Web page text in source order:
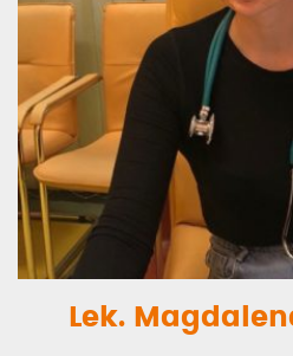
Lek.